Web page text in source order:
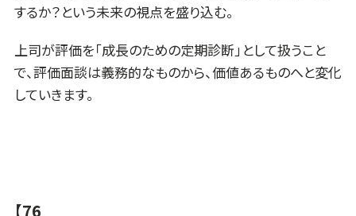
するか？という未来の視点を盛り込む。
上司が評価を「成長のための定期診断」として扱うこと
で、評価面談は義務的なものから、価値あるものへと変化
していきます。
【76